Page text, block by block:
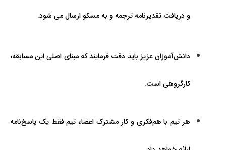
و دریافت تقدیرنامه ترجمه و به مسکو ارسال می ­شود.
دانش‌آموزان عزيز بايد دقت فرمايند که مبنای اصلی این مسابقه،
کارگروهی است.
هر تيم با هم‌فکری و کار مشترک اعضاء تيم فقط يک پاسخ‌نامه